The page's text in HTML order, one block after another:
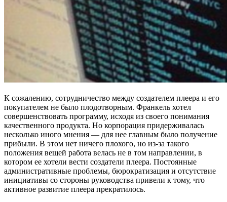
К сожалению, сотрудничество между создателем плеера и его
покупателем не было плодотворным. Франкель хотел
совершенствовать программу, исходя из своего понимания
качественного продукта. Но корпорация придерживалась
несколько иного мнения — для нее главным было получение
прибыли. В этом нет ничего плохого, но из-за такого
положения вещей работа велась не в том направлении, в
котором ее хотели вести создатели плеера. Постоянные
административные проблемы, бюрократизация и отсутствие
инициативы со стороны руководства привели к тому, что
активное развитие плеера прекратилось.